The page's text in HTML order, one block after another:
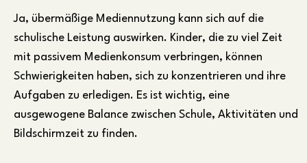
Ja, übermäßige Mediennutzung kann sich auf die
schulische Leistung auswirken. Kinder, die zu viel Zeit
mit passivem Medienkonsum verbringen, können
Schwierigkeiten haben, sich zu konzentrieren und ihre
Aufgaben zu erledigen. Es ist wichtig, eine
ausgewogene Balance zwischen Schule, Aktivitäten und
Bildschirmzeit zu finden.